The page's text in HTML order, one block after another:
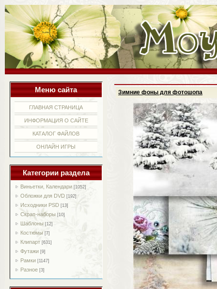
Меню сайта
ГЛАВНАЯ СТРАНИЦА
ИНФОРМАЦИЯ О САЙТЕ
КАТАЛОГ ФАЙЛОВ
ОНЛАЙН ИГРЫ
Категории раздела
Виньетки, Календари [1052]
Обложки для DVD [192]
Исходники PSD [13]
Скрап-наборы [10]
Шаблоны [12]
Костюмы [7]
Клипарт [631]
Футажи [9]
Рамки [1147]
Разное [3]
Зимние фоны для фотошопа